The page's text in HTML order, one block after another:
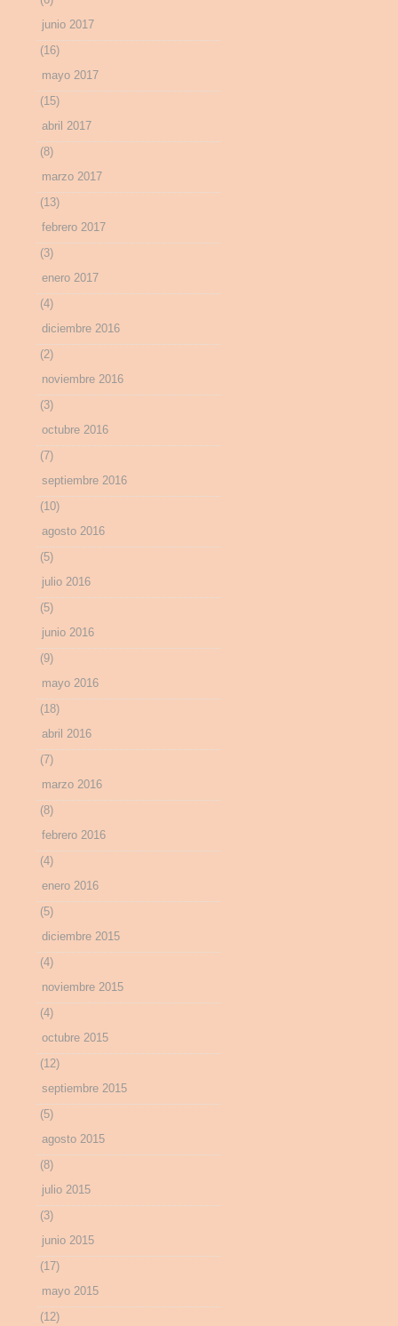
junio 2017
(16)
mayo 2017
(15)
abril 2017
(8)
marzo 2017
(13)
febrero 2017
(3)
enero 2017
(4)
diciembre 2016
(2)
noviembre 2016
(3)
octubre 2016
(7)
septiembre 2016
(10)
agosto 2016
(5)
julio 2016
(5)
junio 2016
(9)
mayo 2016
(18)
abril 2016
(7)
marzo 2016
(8)
febrero 2016
(4)
enero 2016
(5)
diciembre 2015
(4)
noviembre 2015
(4)
octubre 2015
(12)
septiembre 2015
(5)
agosto 2015
(8)
julio 2015
(3)
junio 2015
(17)
mayo 2015
(12)